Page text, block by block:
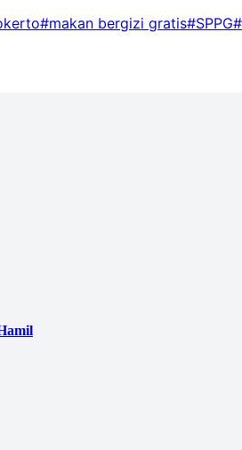
#makan bergizi gratis#SPPG